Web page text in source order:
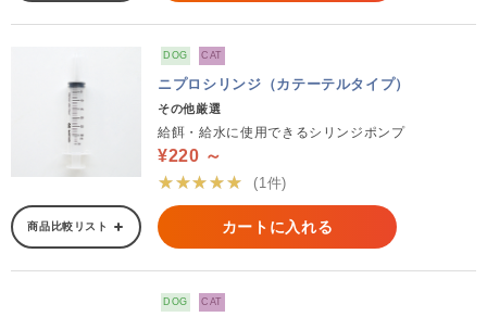
DOG CAT
ニプロシリンジ（カテーテルタイプ）
その他厳選
給餌・給水に使用できるシリンジポンプ
¥220 ～
★★★★★
(1件)
商品比較リスト カートに入れる
DOG CAT